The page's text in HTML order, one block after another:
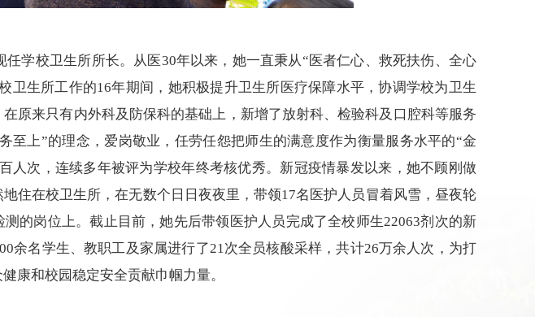
任学校卫生所所长。从医30年以来， 她一直秉从“医者仁心、救死扶伤、全心
卫生所工作的16年期间，她积极提升卫生所医疗保障水平，协调学校为卫生
原来只有内外科及防保科的基础上，新增了放射科、检验科及口腔科等服务
至上”的理念，爱岗敬业，任劳任怨把师生的满意度作为衡量服务水平的“金
人次，连续多年被评为学校年终考核优秀。新冠疫情暴发以来，她不顾刚做
住在校卫生所，在无数个日日夜夜里，带领17名医护人员冒着风雪，昼夜轮
测的岗位上。截止目前，她先后带领医护人员完成了全校师生22063剂次的新
00余名学生、教职工及家属进行了21次全员核酸采样，共计26万余人次，为打
康和校园稳定安全贡献巾帼力量。